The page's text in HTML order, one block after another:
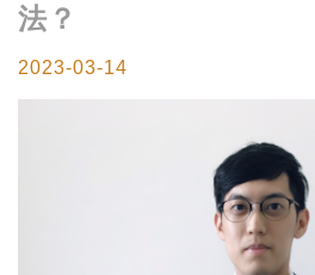
法？
2023-03-14